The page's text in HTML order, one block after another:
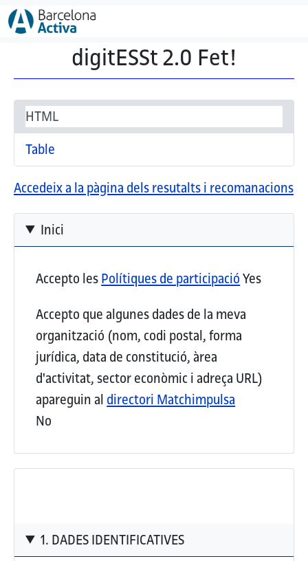
Vés al contingut
digitESSt 2.0 Fet!
Secondary tabs
HTML
(pestanya activa)
Table
Accedeix a la pàgina dels resutalts i recomanacions
Inici
Accepto lesPolítiques de participacióYes
Accepto que algunes dades de la meva
organització (nom, codi postal, forma
jurídica, data de constitució, àrea
d'activitat, sector econòmic i adreça URL)
apareguin al directori Matchimpulsa
No
1. DADES IDENTIFICATIVES